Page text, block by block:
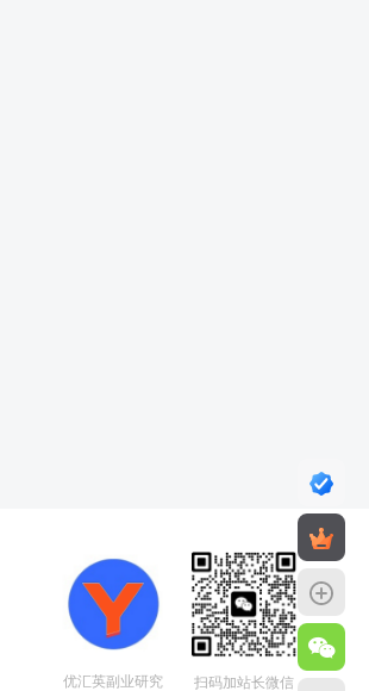
优汇英副业研究
扫码加站长微信